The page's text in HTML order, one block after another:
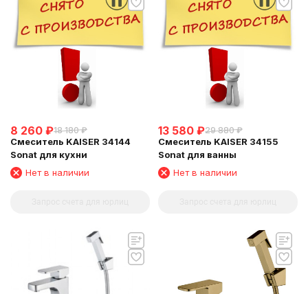
8 260 ₽18 180 ₽
Смеситель KAISER 34144
Sonat для кухни
Нет в наличии
13 580 ₽29 880 ₽
Смеситель KAISER 34155
Sonat для ванны
Нет в наличии